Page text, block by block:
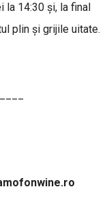
la 14:30 și, la final
plin și grijile uitate.